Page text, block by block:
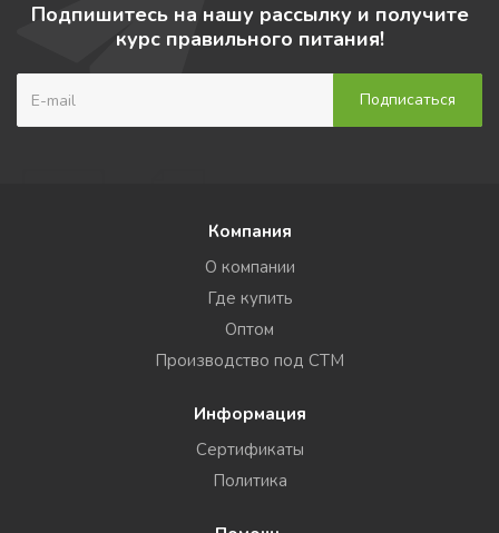
Подпишитесь на нашу рассылку и получите
курс правильного питания!
Компания
О компании
Где купить
Оптом
Производство под СТМ
Информация
Сертификаты
Политика